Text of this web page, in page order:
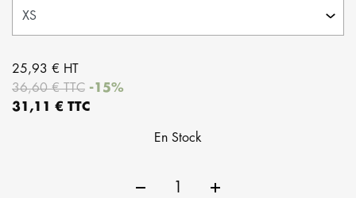
25,93 € HT
36,60 € TTC -15%
31,11 € TTC
En Stock